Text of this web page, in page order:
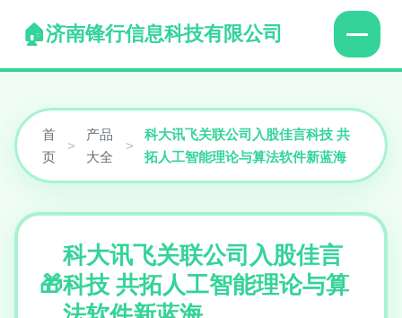
济南锋行信息科技有限公司
首
页
>
产品
大全
>
科大讯飞关联公司入股佳言科技 共
拓人工智能理论与算法软件新蓝海
科大讯飞关联公司入股佳言
科技 共拓人工智能理论与算